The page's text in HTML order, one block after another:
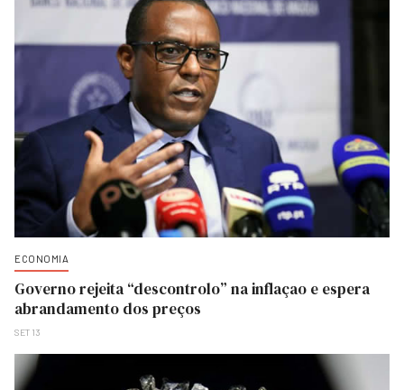
ECONOMIA
Governo rejeita “descontrolo” na inflaçao e espera
abrandamento dos preços
SET 13